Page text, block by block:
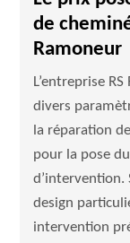
de
Ramoneur
L’entreprise
divers
la réparation
pour la pose
d’intervention.
design
intervention